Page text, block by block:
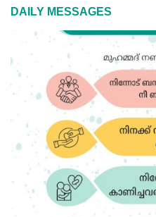
DAILY MESSAGES